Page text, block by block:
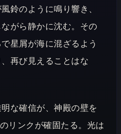
鈴のように鳴り響き、
がら静かに沈む。その
星屑が海に混ざるよう
再び見えることはな
な確信が、神殿の壁を
リンクが確固たる。光は